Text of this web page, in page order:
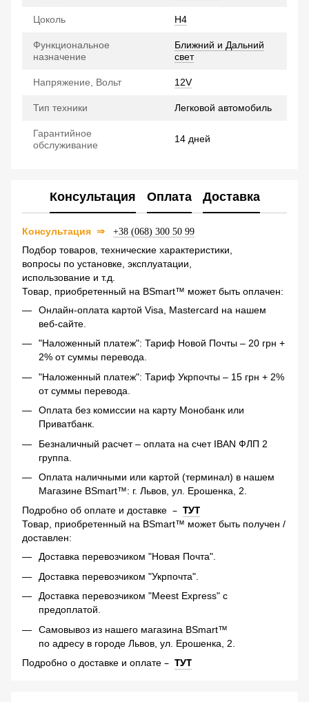
Цоколь H4
Функциональное
назначение
Ближний и Дальний
свет
Напряжение, Вольт 12V
Тип техники Легковой автомобиль
Гарантийное
обслуживание
14 дней
Консультация Оплата Доставка
Консультация ⇒ +38 (068) 300 50 99
Подбор товаров, технические характеристики,
вопросы по установке, эксплуатации,
использование и т.д.
Товар, приобретенный на BSmart™ может быть оплачен:
Онлайн-оплата картой Visa, Mastercard на нашем
веб-сайте.
"Наложенный платеж": Тариф Новой Почты – 20 грн +
2% от суммы перевода.
"Наложенный платеж": Тариф Укрпочты – 15 грн + 2%
от суммы перевода.
Оплата без комиссии на карту Монобанк или
Приватбанк.
Безналичный расчет – оплата на счет IBAN ФЛП 2
группа.
Оплата наличными или картой (терминал) в нашем
Магазине BSmart™: г. Львов, ул. Ерошенка, 2.
Подробно об оплате и доставке – ТУТ
Товар, приобретенный на BSmart™ может быть получен /
доставлен:
Доставка перевозчиком "Новая Почта".
Доставка перевозчиком "Укрпочта".
Доставка перевозчиком "Meest Express" с
предоплатой.
Самовывоз из нашего магазина BSmart™
по адресу в городе Львов, ул. Ерошенка, 2.
Подробно о доставке и оплате – ТУТ